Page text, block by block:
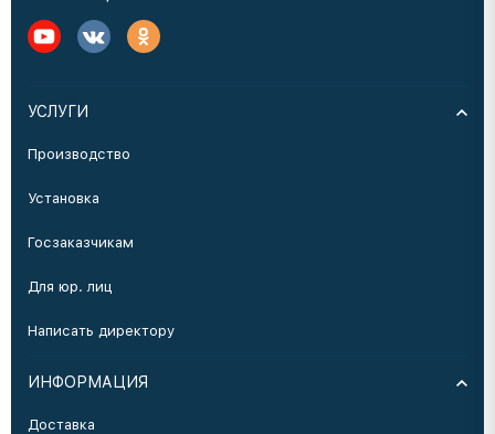
УСЛУГИ
Производство
Установка
Госзаказчикам
Для юр. лиц
Написать директору
ИНФОРМАЦИЯ
Доставка